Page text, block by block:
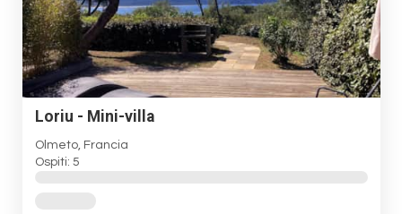
Loriu - Mini-villa
Olmeto, Francia
Ospiti: 5